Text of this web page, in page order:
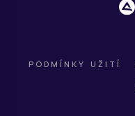
PODMÍNKY UŽITÍ